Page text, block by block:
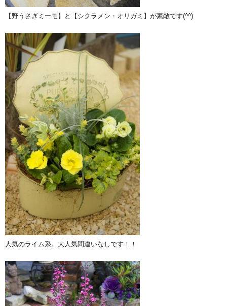
【野うさぎミーモ】と【シクラメン・オリガミ】が素敵です(^^)
人気のライム系。大人気間違いなしです！！